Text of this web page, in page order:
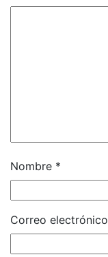
Nombre *
Correo electrónico